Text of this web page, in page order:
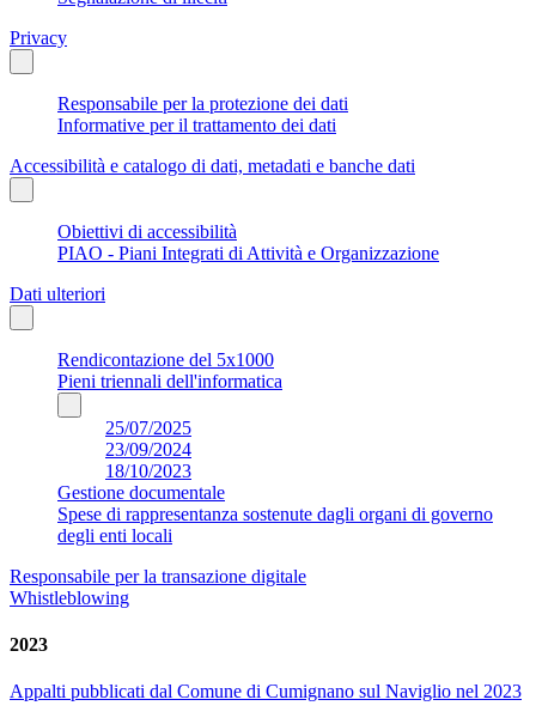
Privacy
Responsabile per la protezione dei dati
Informative per il trattamento dei dati
Accessibilità e catalogo di dati, metadati e banche dati
Obiettivi di accessibilità
PIAO - Piani Integrati di Attività e Organizzazione
Dati ulteriori
Rendicontazione del 5x1000
Pieni triennali dell'informatica
25/07/2025
23/09/2024
18/10/2023
Gestione documentale
Spese di rappresentanza sostenute dagli organi di governo
degli enti locali
Responsabile per la transazione digitale
Whistleblowing
2023
Appalti pubblicati dal Comune di Cumignano sul Naviglio nel 2023